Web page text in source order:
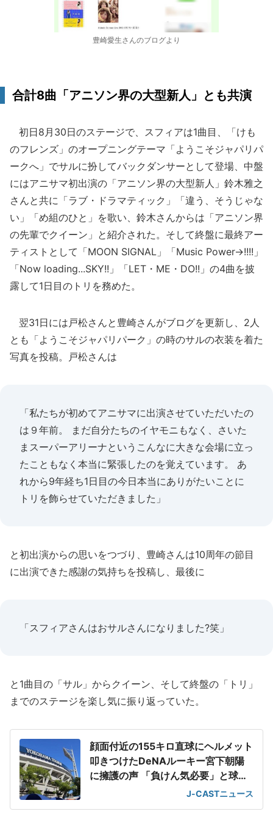
豊崎愛生さんのブログより
合計8曲「アニソン界の大型新人」とも共演
初日8月30日のステージで、スフィアは1曲目、「けも
のフレンズ」のオープニングテーマ「ようこそジャパリパ
ークへ」でサルに扮してバックダンサーとして登場、中盤
にはアニサマ初出演の「アニソン界の大型新人」鈴木雅之
さんと共に「ラブ・ドラマティック」「違う、そうじゃな
い」「め組のひと」を歌い、鈴木さんからは「アニソン界
の先輩でクイーン」と紹介された。そして終盤に最終アー
ティストとして「MOON SIGNAL」「Music Power→!!!!」
「Now loading...SKY!!」「LET・ME・DO!!」の4曲を披
露して1日目のトリを務めた。
翌31日には戸松さんと豊崎さんがブログを更新し、2人
とも「ようこそジャパリパーク」の時のサルの衣装を着た
写真を投稿。戸松さんは
「私たちが初めてアニサマに出演させていただいたの
は９年前。 まだ自分たちのイヤモニもなく、さいた
まスーパーアリーナというこんなに大きな会場に立っ
たこともなく本当に緊張したのを覚えています。 あ
れから9年経ち1日目の今日本当にありがたいことに
トリを飾らせていただきました」
と初出演からの思いをつづり、豊崎さんは10周年の節目
に出演できた感謝の気持ちを投稿し、最後に
「スフィアさんはおサルさんになりました?笑」
と1曲目の「サル」からクイーン、そして終盤の「トリ」
までのステージを楽し気に振り返っていた。
顔面付近の155キロ直球にヘルメット
叩きつけたDeNAルーキー宮下朝陽
に擁護の声 「負けん気必要」と球団
J-CASTニュース